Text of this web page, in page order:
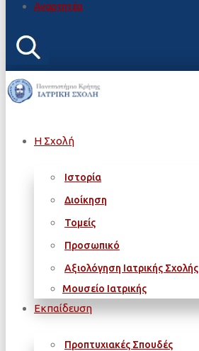
Αναρτητέα
Η Σχολή
Ιστορία
Διοίκηση
Τομείς
Προσωπικό
Αξιολόγηση Ιατρικής Σχολής
Μουσείο Ιατρικής
Εκπαίδευση
Προπτυχιακές Σπουδές